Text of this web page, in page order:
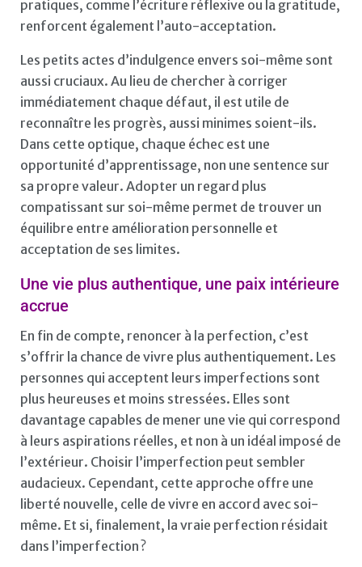
pratiques, comme l’écriture réflexive ou la gratitude,
renforcent également l’auto-acceptation.
Les petits actes d’indulgence envers soi-même sont
aussi cruciaux. Au lieu de chercher à corriger
immédiatement chaque défaut, il est utile de
reconnaître les progrès, aussi minimes soient-ils.
Dans cette optique, chaque échec est une
opportunité d’apprentissage, non une sentence sur
sa propre valeur. Adopter un regard plus
compatissant sur soi-même permet de trouver un
équilibre entre amélioration personnelle et
acceptation de ses limites.
Une vie plus authentique, une paix intérieure
accrue
En fin de compte, renoncer à la perfection, c’est
s’offrir la chance de vivre plus authentiquement. Les
personnes qui acceptent leurs imperfections sont
plus heureuses et moins stressées. Elles sont
davantage capables de mener une vie qui correspond
à leurs aspirations réelles, et non à un idéal imposé de
l’extérieur. Choisir l’imperfection peut sembler
audacieux. Cependant, cette approche offre une
liberté nouvelle, celle de vivre en accord avec soi-
même. Et si, finalement, la vraie perfection résidait
dans l’imperfection ?